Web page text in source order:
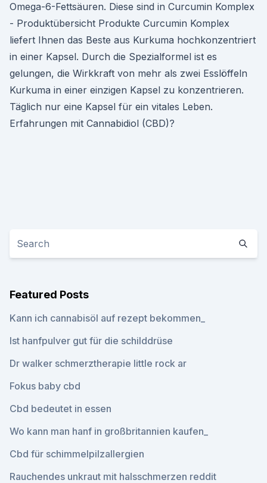
Omega-6-Fettsäuren. Diese sind in Curcumin Komplex
- Produktübersicht Produkte Curcumin Komplex
liefert Ihnen das Beste aus Kurkuma hochkonzentriert
in einer Kapsel. Durch die Spezialformel ist es
gelungen, die Wirkkraft von mehr als zwei Esslöffeln
Kurkuma in einer einzigen Kapsel zu konzentrieren.
Täglich nur eine Kapsel für ein vitales Leben.
Erfahrungen mit Cannabidiol (CBD)?
Featured Posts
Kann ich cannabisöl auf rezept bekommen_
Ist hanfpulver gut für die schilddrüse
Dr walker schmerztherapie little rock ar
Fokus baby cbd
Cbd bedeutet in essen
Wo kann man hanf in großbritannien kaufen_
Cbd für schimmelpilzallergien
Rauchendes unkraut mit halsschmerzen reddit